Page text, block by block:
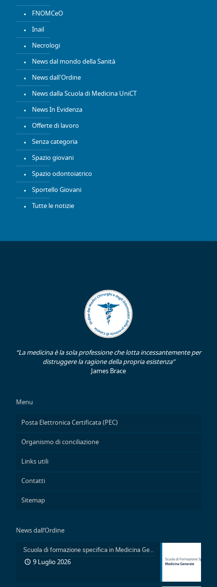
FNOMCeO
Inail
Necrologi
News dal mondo della Sanità
News dall'Ordine
News dalla Scuola di Medicina UniCT
News In Evidenza
Offerte di lavoro
Senza categoria
Spazio giovani
Spazio odontoiatrico
Sportello Giovani
Tutte le notizie
“La medicina è la sola professione che lotta incessantemente per
distruggere la ragione della propria esistenza”
James Brace
Menu
Posta Elettronica Certificata (PEC)
Organismo di conciliazione
Links utili
Contatti
Sitemap
News dall’Ordine
Scuola di formazione specifica in Medicina Generale 2026-2029: Pubblicazione avviso accesso in sovrannumero legge 401/2000 e avviso accesso degli Ufficiali Medici
9 Luglio 2026